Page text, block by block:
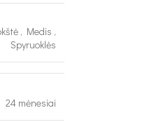
, Medis ,
Spyruoklės
24 mėnesiai